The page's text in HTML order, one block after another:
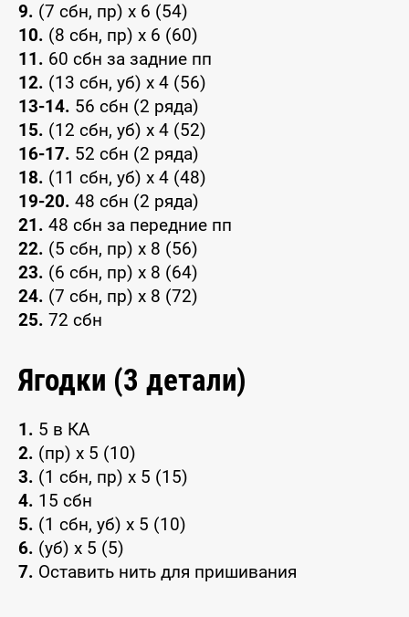
9. (7 сбн, пр) x 6 (54)
10. (8 сбн, пр) x 6 (60)
11. 60 сбн за задние пп
12. (13 сбн, уб) x 4 (56)
13-14. 56 сбн (2 ряда)
15. (12 сбн, уб) x 4 (52)
16-17. 52 сбн (2 ряда)
18. (11 сбн, уб) x 4 (48)
19-20. 48 сбн (2 ряда)
21. 48 сбн за передние пп
22. (5 сбн, пр) x 8 (56)
23. (6 сбн, пр) x 8 (64)
24. (7 сбн, пр) x 8 (72)
25. 72 сбн
Ягодки (3 детали)
1. 5 в КА
2. (пр) x 5 (10)
3. (1 сбн, пр) x 5 (15)
4. 15 сбн
5. (1 сбн, уб) x 5 (10)
6. (уб) x 5 (5)
7. Оставить нить для пришивания